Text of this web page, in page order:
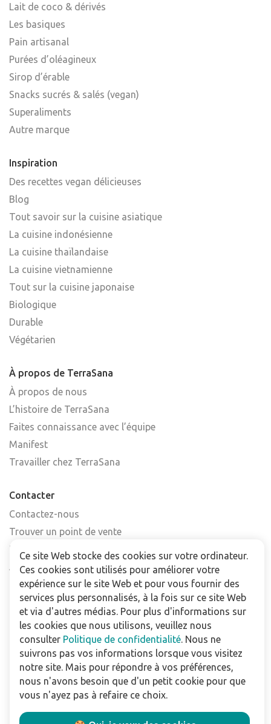
Lait de coco & dérivés
Les basiques
Pain artisanal
Purées d’oléagineux
Sirop d’érable
Snacks sucrés & salés (vegan)
Superaliments
Autre marque
Inspiration
Des recettes vegan délicieuses
Blog
Tout savoir sur la cuisine asiatique
La cuisine indonésienne
La cuisine thaïlandaise
La cuisine vietnamienne
Tout sur la cuisine japonaise
Biologique
Durable
Végétarien
À propos de TerraSana
À propos de nous
L’histoire de TerraSana
Faites connaissance avec l’équipe
Manifest
Travailler chez TerraSana
Contacter
Contactez-nous
Trouver un point de vente
FAQ
Abonnez-vous à la newsletter
Pour les professionnels
Téléchargements
Politique de confidentialité
Conditions Générales de Vente
Utilisation du site
Suivez nous:
Ce site Web stocke des cookies sur votre ordinateur.
Ces cookies sont utilisés pour améliorer votre
expérience sur le site Web et pour vous fournir des
services plus personnalisés, à la fois sur ce site Web
et via d'autres médias. Pour plus d'informations sur
les cookies que nous utilisons, veuillez nous
consulter Politique de confidentialité. Nous ne
suivrons pas vos informations lorsque vous visitez
notre site. Mais pour répondre à vos préférences,
nous n'avons besoin que d'un petit cookie pour que
vous n'ayez pas à refaire ce choix.